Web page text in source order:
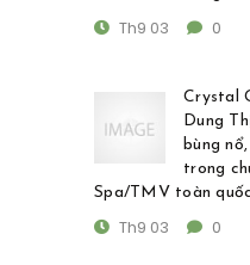
Th9 03 0
Crystal
Dung
bùng
trong
Spa/TMV toàn quốc
Th9 03 0